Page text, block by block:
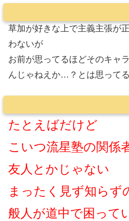
草加が好きな上で主義主張が
わないが
お前が思ってるほどそのキャ
んじゃねえか…？とは思ってる
たとえばだけど
こいつ流星塾の関係
友人とかじゃない
まったく見ず知らず
般人が道中で困って